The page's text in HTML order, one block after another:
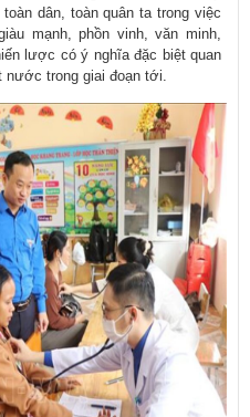
dân, toàn quân ta trong việc
mạnh, phồn vinh, văn minh,
lược có ý nghĩa đặc biệt quan
trong giai đoạn tới.